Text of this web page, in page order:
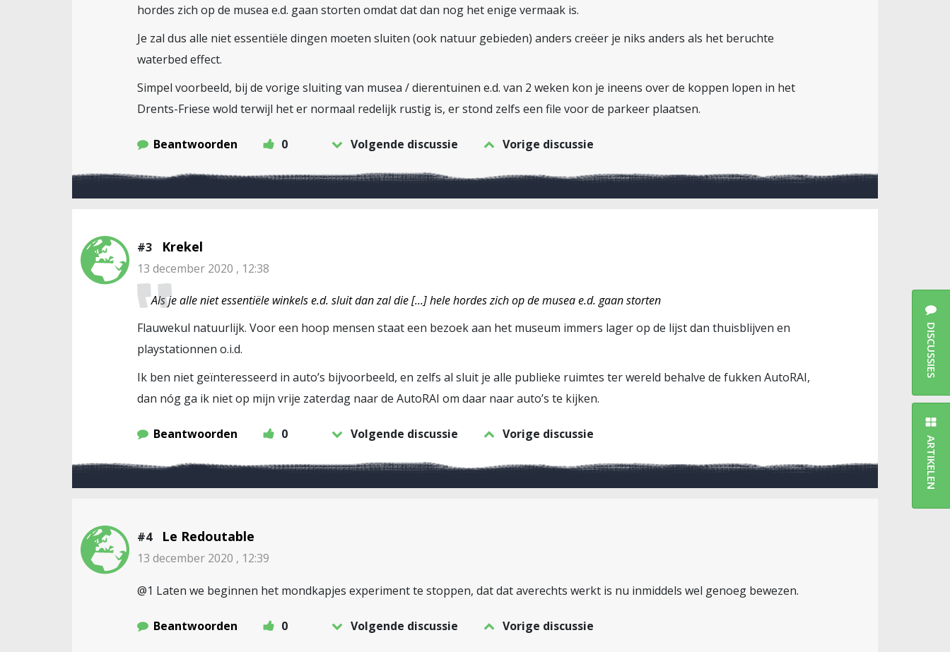
hordes zich op de musea e.d. gaan storten omdat dat dan nog het enige vermaak is.
Je zal dus alle niet essentiële dingen moeten sluiten (ook natuur gebieden) anders creëer je niks anders als het beruchte
waterbed effect.
Simpel voorbeeld, bij de vorige sluiting van musea / dierentuinen e.d. van 2 weken kon je ineens over de koppen lopen in het
Drents-Friese wold terwijl het er normaal redelijk rustig is, er stond zelfs een file voor de parkeer plaatsen.
Beantwoorden 0 Volgende discussie Vorige discussie
#3 Krekel
13 december 2020 , 12:38
Als je alle niet essentiële winkels e.d. sluit dan zal die […] hele hordes zich op de musea e.d. gaan storten
Flauwekul natuurlijk. Voor een hoop mensen staat een bezoek aan het museum immers lager op de lijst dan thuisblijven en
playstationnen o.i.d.
Ik ben niet geïnteresseerd in auto’s bijvoorbeeld, en zelfs al sluit je alle publieke ruimtes ter wereld behalve de fukken AutoRAI,
dan nóg ga ik niet op mijn vrije zaterdag naar de AutoRAI om daar naar auto’s te kijken.
Beantwoorden 0 Volgende discussie Vorige discussie
#4 Le Redoutable
13 december 2020 , 12:39
@1 Laten we beginnen het mondkapjes experiment te stoppen, dat dat averechts werkt is nu inmiddels wel genoeg bewezen.
Beantwoorden 0 Volgende discussie Vorige discussie
DISCUSSIES
ARTIKELEN